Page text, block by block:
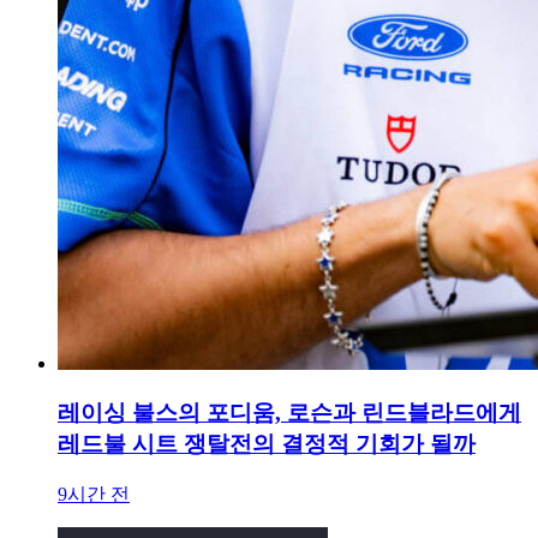
레이싱 불스의 포디움, 로슨과 린드블라드에게
레드불 시트 쟁탈전의 결정적 기회가 될까
9시간 전